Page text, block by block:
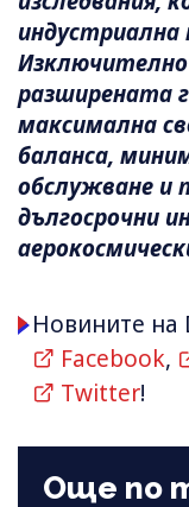
индустриална
разширената
максимална
баланса,
обслужване и
дългосрочни
Новините на
Facebook,
Twitter!
Още по